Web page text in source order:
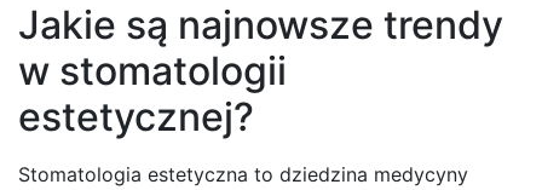
Jakie są najnowsze trendy
w stomatologii
estetycznej?
Stomatologia estetyczna to dziedzina medycyny